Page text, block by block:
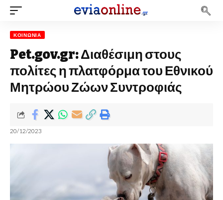
ΚΟΙΝΩΝΊΑ
Pet.gov.gr: Διαθέσιμη στους
πολίτες η πλατφόρμα του Εθνικού
Μητρώου Ζώων Συντροφιάς
20/12/2023